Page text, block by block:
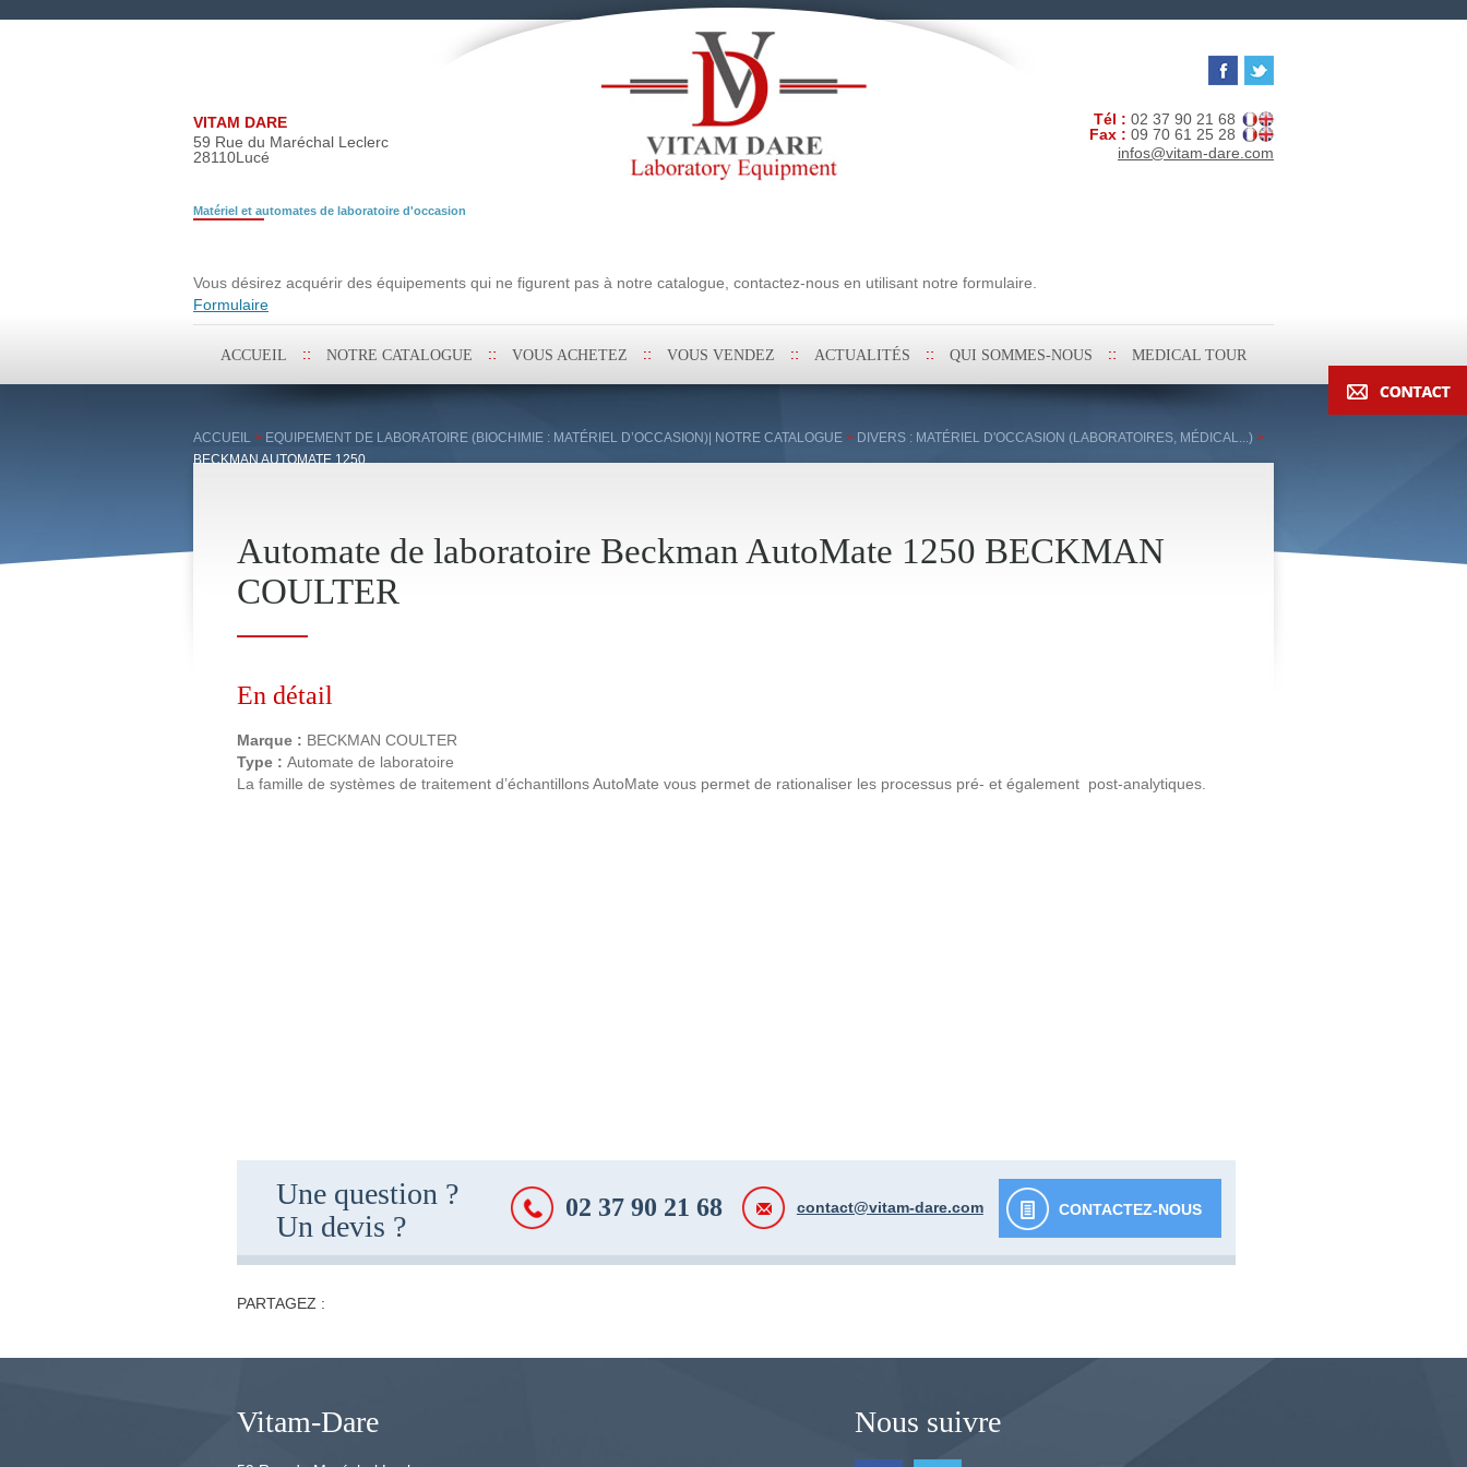
Tél : 02 37 90 21 68
Fax : 09 70 61 25 28
infos@vitam-dare.com
VITAM DARE
59 Rue du Maréchal Leclerc
28110Lucé
Matériel et automates de laboratoire d'occasion
Vous désirez acquérir des équipements qui ne figurent pas à notre catalogue, contactez-nous en utilisant notre formulaire.
Formulaire
contenu
ACCUEIL NOTRE CATALOGUE VOUS ACHETEZ VOUS VENDEZ ACTUALITÉS QUI SOMMES-NOUS MEDICAL TOUR
ACCUEIL > EQUIPEMENT DE LABORATOIRE (BIOCHIMIE : MATÉRIEL D’OCCASION)| NOTRE CATALOGUE > DIVERS : MATÉRIEL D'OCCASION (LABORATOIRES, MÉDICAL...) >
BECKMAN AUTOMATE 1250
Automate de laboratoire Beckman AutoMate 1250 BECKMAN
COULTER
En détail
Marque : BECKMAN COULTER
Type : Automate de laboratoire
La famille de systèmes de traitement d’échantillons AutoMate vous permet de rationaliser les processus pré- et également post-analytiques.
Une question ?
Un devis ?
02 37 90 21 68 contact@vitam-dare.com CONTACTEZ-NOUS
PARTAGEZ :
Vitam-Dare Nous suivre